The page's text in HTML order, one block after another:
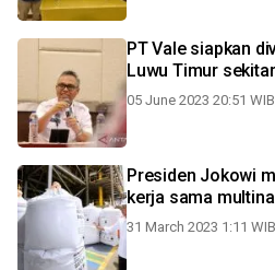
PT Vale siapkan
Luwu Timur
05 June 2023 20:51
Presiden Jokowi
kerja sama
31 March 2023 1:11